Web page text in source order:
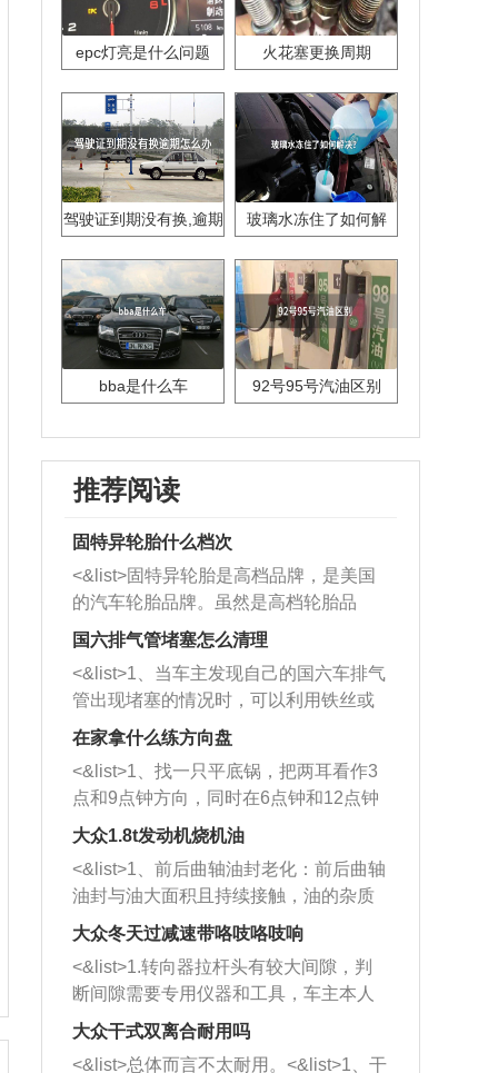
epc灯亮是什么问题 火花塞更换周期
驾驶证到期没有换,逾期
玻璃水冻住了如何解
bba是什么车 92号95号汽油区别
推荐阅读
固特异轮胎什么档次
<&list>固特异轮胎是高档品牌，是美国
的汽车轮胎品牌。虽然是高档轮胎品
牌，但是中高低端的轮胎都有生产，这
也是为了更好的开拓市场。
国六排气管堵塞怎么清理
<&list>1、当车主发现自己的国六车排气
管出现堵塞的情况时，可以利用铁丝或
者是细棍，直接将杂物给取出来，如果
堵塞情况比较严重，也可以采取应急措
施。 <&list>2、直接利用木棍将所有的
杂物推到排气管里面的位置处，然后将
三元催化器拆解开，就可以将堵塞的东
西取出来。但如果是因为积碳过多引起
的堵塞，就需要将三元催化器泡在草酸
洗剂对堵塞的情况得到解决，将清洗剂
放在燃油箱中，与燃油混合后，车辆启
动时，就可以和汽油一起进入到燃烧
室，最后形成废气排出，就可以让三元
催化器得到清洗，排气管堵塞的情况就
在家拿什么练方向盘
<&list>1、找一只平底锅，把两耳看作3
点和9点钟方向，同时在6点钟和12点钟
方向做一个标记。 <&list>2、双手握住
一圈半的练习，往右同样也要打相同的
圈数。 <&list>3、最后强调要反复练
习，这样就可以形成肌肉记忆，在真实
驾驶车辆时，不需要记忆也能打好方
向。
大众1.8t发动机烧机油
<&list>1、前后曲轴油封老化：前后曲轴
油封与油大面积且持续接触，油的杂质
和发动机内持续温度变化使其密封效果
逐渐减弱，导致渗油或漏油。<&list>2、
活塞间隙过大：积碳会使活塞环与缸体
的间隙扩大，导致机油流入燃烧室中，
造成烧机油。<&list>3、机油粘度。使用
机油粘度过小的话，同样会有烧机油现
大众冬天过减速带咯吱咯吱响
<&list>1.转向器拉杆头有较大间隙，判
断间隙需要专用仪器和工具，车主本人
无法制作，需要将车辆送到修理厂或4s
店；<&list>2.车辆半轴套管防尘罩破
大众干式双离合耐用吗
<&list>总体而言不太耐用。<&list>1、干